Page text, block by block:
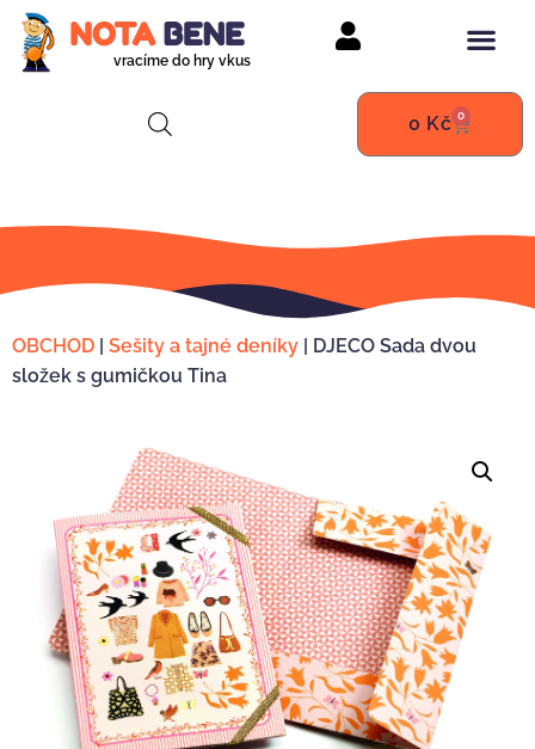
vracíme do hry vkus
0 Kč 0
OBCHOD | Sešity a tajné deníky | DJECO Sada dvou
složek s gumičkou Tina